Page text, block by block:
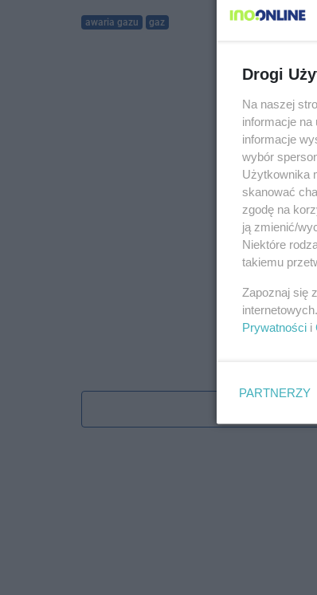
awaria gazu gaz
Drogi
Na naszej
informacje na
informacje
wybór
Użytkownika
skanować
zgodę na
ją zmienić/
Niektóre
takiemu
Zapoznaj się
Prywatności i
PARTNERZY